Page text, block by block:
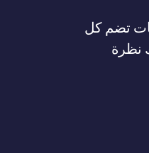
المجموعات وتستغرق حوالي أسبوعين حتى تكتمل. فمع وجود 8 مجموعات تضم كل
نظرة